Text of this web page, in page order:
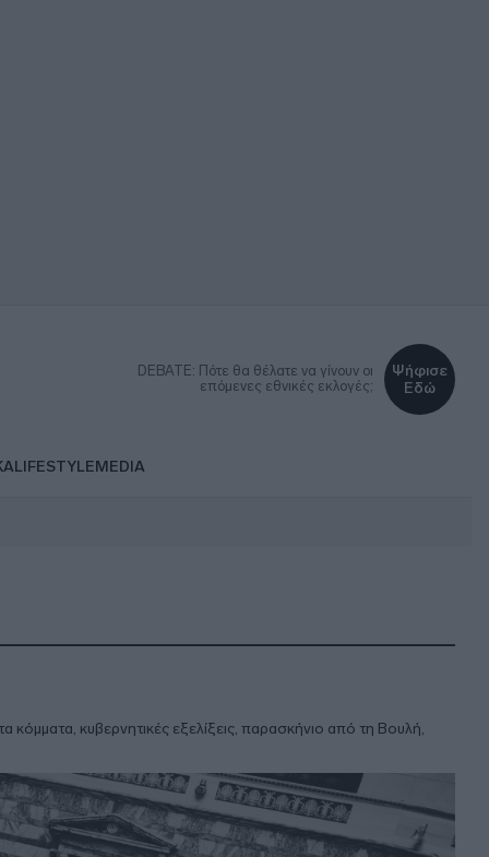
DEBATE: Πότε θα θέλατε να γίνουν οι
επόμενες εθνικές εκλογές;
Ψήφισε
Εδώ
LIFESTYLEMEDIA
κόμματα, κυβερνητικές εξελίξεις, παρασκήνιο από τη Βουλή,